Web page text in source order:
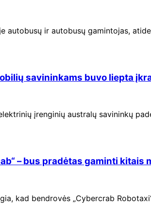
autobusų ir autobusų gamintojas,
savininkams buvo liepta
įrenginių australų savininkų
– bus pradėtas gaminti kitais
kad bendrovės „Cybercrab